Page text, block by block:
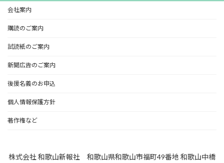
会社案内
購読のご案内
試読紙のご案内
新聞広告のご案内
後援名義のお申込
個人情報保護方針
著作権など
株式会社 和歌山新報社 和歌山県和歌山市福町49番地 和歌山中橋